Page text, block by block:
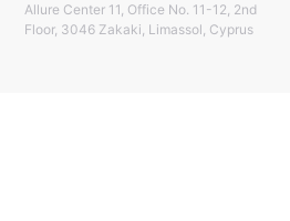
Allure Center 11, Office No. 11-12, 2nd
Floor, 3046 Zakaki, Limassol, Cyprus